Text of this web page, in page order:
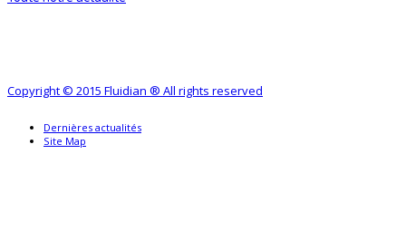
Copyright © 2015 Fluidian ® All rights reserved
Dernières actualités
Site Map